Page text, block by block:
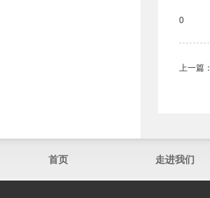
0
上一篇：
首页 走进我们